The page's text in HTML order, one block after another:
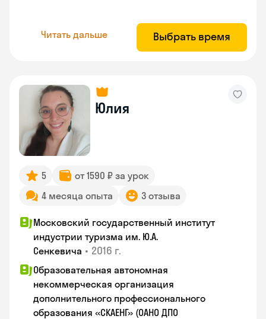
Читать дальше Выбрать время
Юлия
5
от 1590 ₽ за урок
4 месяца опыта
3 отзыва
Московский государственный институт
индустрии туризма им. Ю.А.
Сенкевича • 2016 г.
Образовательная автономная
некоммерческая организация
дополнительного профессионального
образования «СКАЕНГ» (ОАНО ДПО